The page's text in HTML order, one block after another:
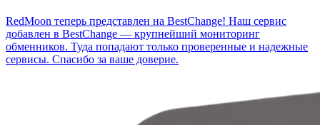
RedMoon теперь представлен на BestChange! Наш сервис
добавлен в BestChange — крупнейший мониторинг
обменников. Туда попадают только проверенные и надежные
сервисы. Спасибо за ваше доверие.